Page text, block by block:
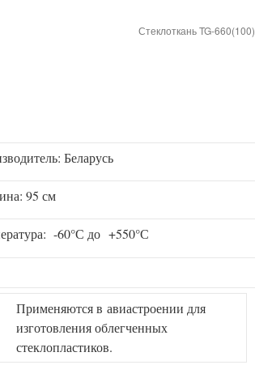
Стеклоткань TG-660(100)
Беларусь
95 см
-60°С до +550°С
Применяются в авиастроении для
изготовления облегченных
стеклопластиков.